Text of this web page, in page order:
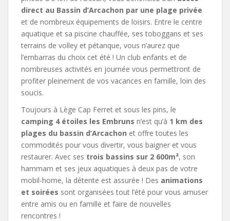
direct au Bassin d’Arcachon par une plage privée
et de nombreux équipements de loisirs. Entre le centre
aquatique et sa piscine chauffée, ses toboggans et ses
terrains de volley et pétanque, vous n’aurez que
l’embarras du choix cet été ! Un club enfants et de
nombreuses activités en journée vous permettront de
profiter pleinement de vos vacances en famille, loin des
soucis.
Toujours à Lège Cap Ferret et sous les pins, le
camping 4 étoiles les Embruns n’est qu’à 1 km des
plages du bassin d’Arcachon et offre toutes les
commodités pour vous divertir, vous baigner et vous
restaurer. Avec ses trois bassins sur 2 600m², son
hammam et ses jeux aquatiques à deux pas de votre
mobil-home, la détente est assurée ! Des animations
et soirées sont organisées tout l’été pour vous amuser
entre amis ou en famille et faire de nouvelles
rencontres !